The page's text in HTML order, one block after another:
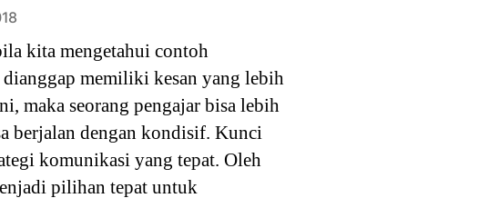
kita mengetahui contoh
memiliki kesan yang lebih
maka seorang pengajar bisa lebih
berjalan dengan kondisif. Kunci
komunikasi yang tepat. Oleh
pilihan tepat untuk